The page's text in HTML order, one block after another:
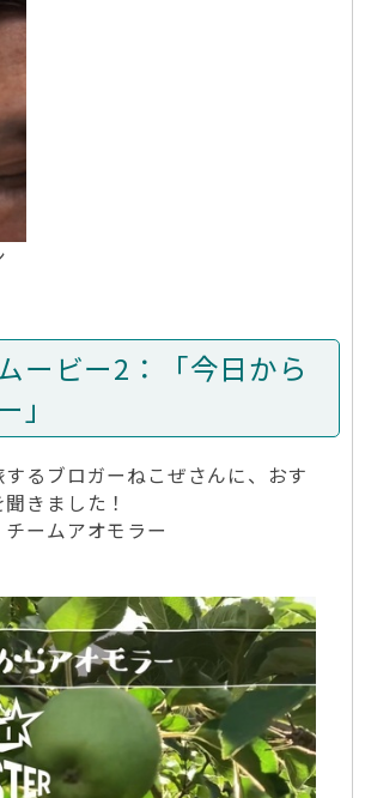
ービー2：「今日から
」
るブロガーねこぜさんに、おす
きました！
ームアオモラー